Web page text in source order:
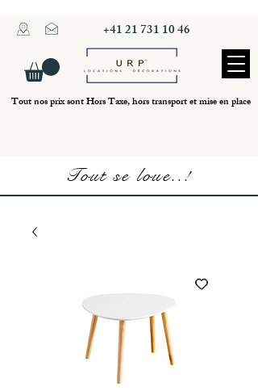
+41 21 731 10 46
Tout nos prix sont Hors Taxe, hors transport et mise en place
Tout se loue..!